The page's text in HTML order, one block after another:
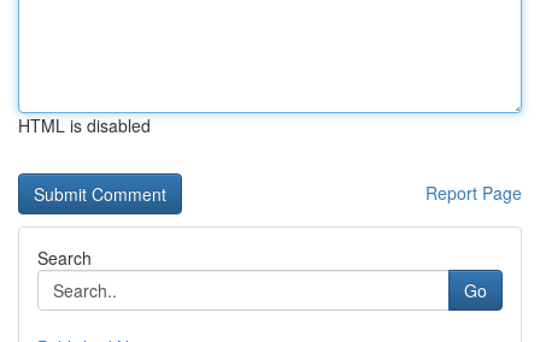
HTML is disabled
Report Page
Search
Go